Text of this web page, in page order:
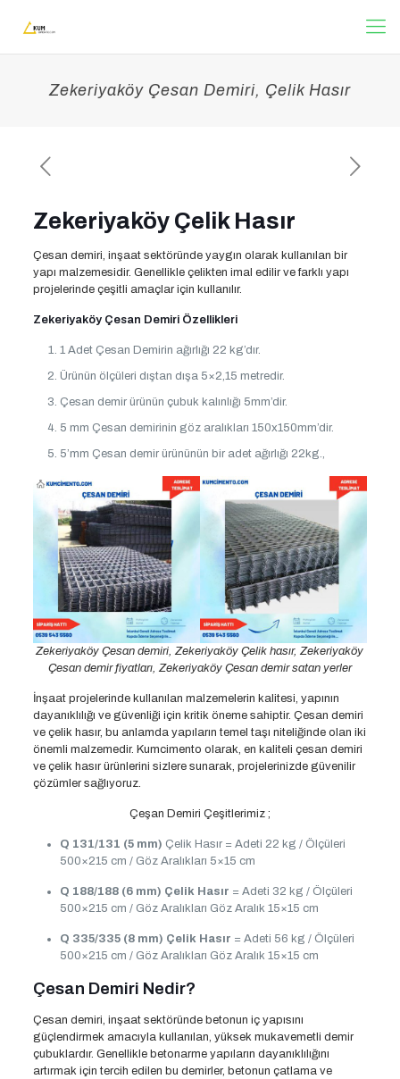
Zekeriyaköy Çesan Demiri, Çelik Hasır
Zekeriyaköy Çelik Hasır
Çesan demiri, inşaat sektöründe yaygın olarak kullanılan bir
yapı malzemesidir. Genellikle çelikten imal edilir ve farklı yapı
projelerinde çeşitli amaçlar için kullanılır.
Zekeriyaköy Çesan Demiri Özellikleri
1 Adet Çesan Demirin ağırlığı 22 kg’dır.
Ürünün ölçüleri dıştan dışa 5×2,15 metredir.
Çesan demir ürünün çubuk kalınlığı 5mm’dir.
5 mm Çesan demirinin göz aralıkları 150x150mm’dir.
5’mm Çesan demir ürününün bir adet ağırlığı 22kg.,
Zekeriyaköy Çesan demiri, Zekeriyaköy Çelik hasır, Zekeriyaköy
Çesan demir fiyatları, Zekeriyaköy Çesan demir satan yerler
İnşaat projelerinde kullanılan malzemelerin kalitesi, yapının
dayanıklılığı ve güvenliği için kritik öneme sahiptir. Çesan demiri
ve çelik hasır, bu anlamda yapıların temel taşı niteliğinde olan iki
önemli malzemedir. Kumcimento olarak, en kaliteli çesan demiri
ve çelik hasır ürünlerini sizlere sunarak, projelerinizde güvenilir
çözümler sağlıyoruz.
Çeşan Demiri Çeşitlerimiz ;
Q 131/131 (5 mm) Çelik Hasır = Adeti 22 kg / Ölçüleri
500×215 cm / Göz Aralıkları 5×15 cm
Q 188/188 (6 mm) Çelik Hasır = Adeti 32 kg / Ölçüleri
500×215 cm / Göz Aralıkları Göz Aralık 15×15 cm
Q 335/335 (8 mm) Çelik Hasır = Adeti 56 kg / Ölçüleri
500×215 cm / Göz Aralıkları Göz Aralık 15×15 cm
Çesan Demiri Nedir?
Çesan demiri, inşaat sektöründe betonun iç yapısını
güçlendirmek amacıyla kullanılan, yüksek mukavemetli demir
çubuklardır. Genellikle betonarme yapıların dayanıklılığını
artırmak için tercih edilen bu demirler, betonun çatlama ve